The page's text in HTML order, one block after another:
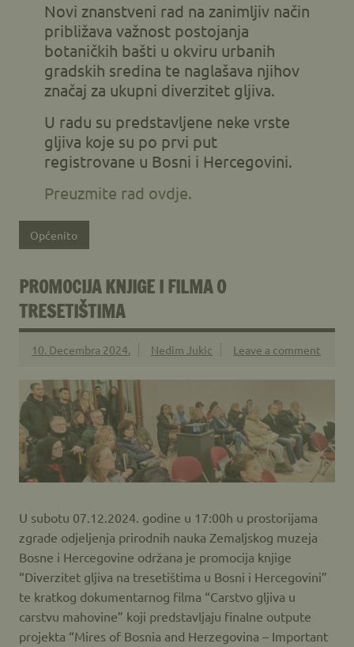
Novi znanstveni rad na zanimljiv način
približava važnost postojanja
botaničkih bašti u okviru urbanih
gradskih sredina te naglašava njihov
značaj za ukupni diverzitet gljiva.
U radu su predstavljene neke vrste
gljiva koje su po prvi put
registrovane u Bosni i Hercegovini.
Preuzmite rad ovdje.
Općenito
PROMOCIJA KNJIGE I FILMA O
TRESETIŠTIMA
10. Decembra 2024. Nedim Jukic Leave a comment
U subotu 07.12.2024. godine u 17:00h u prostorijama
zgrade odjeljenja prirodnih nauka Zemaljskog muzeja
Bosne i Hercegovine održana je promocija knjige
“Diverzitet gljiva na tresetištima u Bosni i Hercegovini”
te kratkog dokumentarnog filma “Carstvo gljiva u
carstvu mahovine” koji predstavljaju finalne outpute
projekta “Mires of Bosnia and Herzegovina – Important